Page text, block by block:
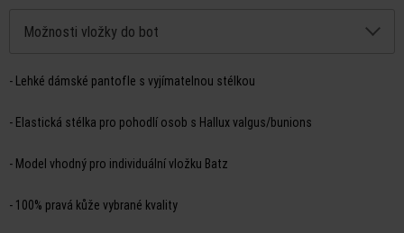
Možnosti vložky do bot
- Lehké dámské pantofle s vyjímatelnou stélkou
- Elastická stélka pro pohodlí osob s Hallux valgus/bunions
- Model vhodný pro individuální vložku Batz
- 100% pravá kůže vybrané kvality